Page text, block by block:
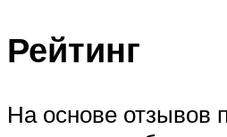
Рейтинг
На основе отзывов